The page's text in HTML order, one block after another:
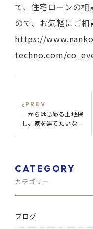
て、住宅ローンの
ので、お気軽にご相
https://
techno.com/
‹ PREV
一からはじめる土地探
し。家を建てたいなら
CATEGORY
カテゴリー
ブログ